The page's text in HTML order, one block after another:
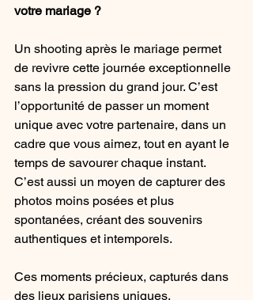
votre mariage ?
Un shooting après le mariage permet
de revivre cette journée exceptionnelle
sans la pression du grand jour. C’est
l’opportunité de passer un moment
unique avec votre partenaire, dans un
cadre que vous aimez, tout en ayant le
temps de savourer chaque instant.
C’est aussi un moyen de capturer des
photos moins posées et plus
spontanées, créant des souvenirs
authentiques et intemporels.
Ces moments précieux, capturés dans
des lieux parisiens uniques,